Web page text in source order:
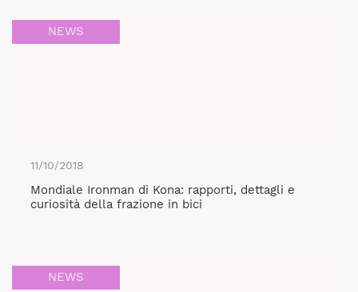
NEWS
11/10/2018
Mondiale Ironman di Kona: rapporti, dettagli e
curiosità della frazione in bici
NEWS